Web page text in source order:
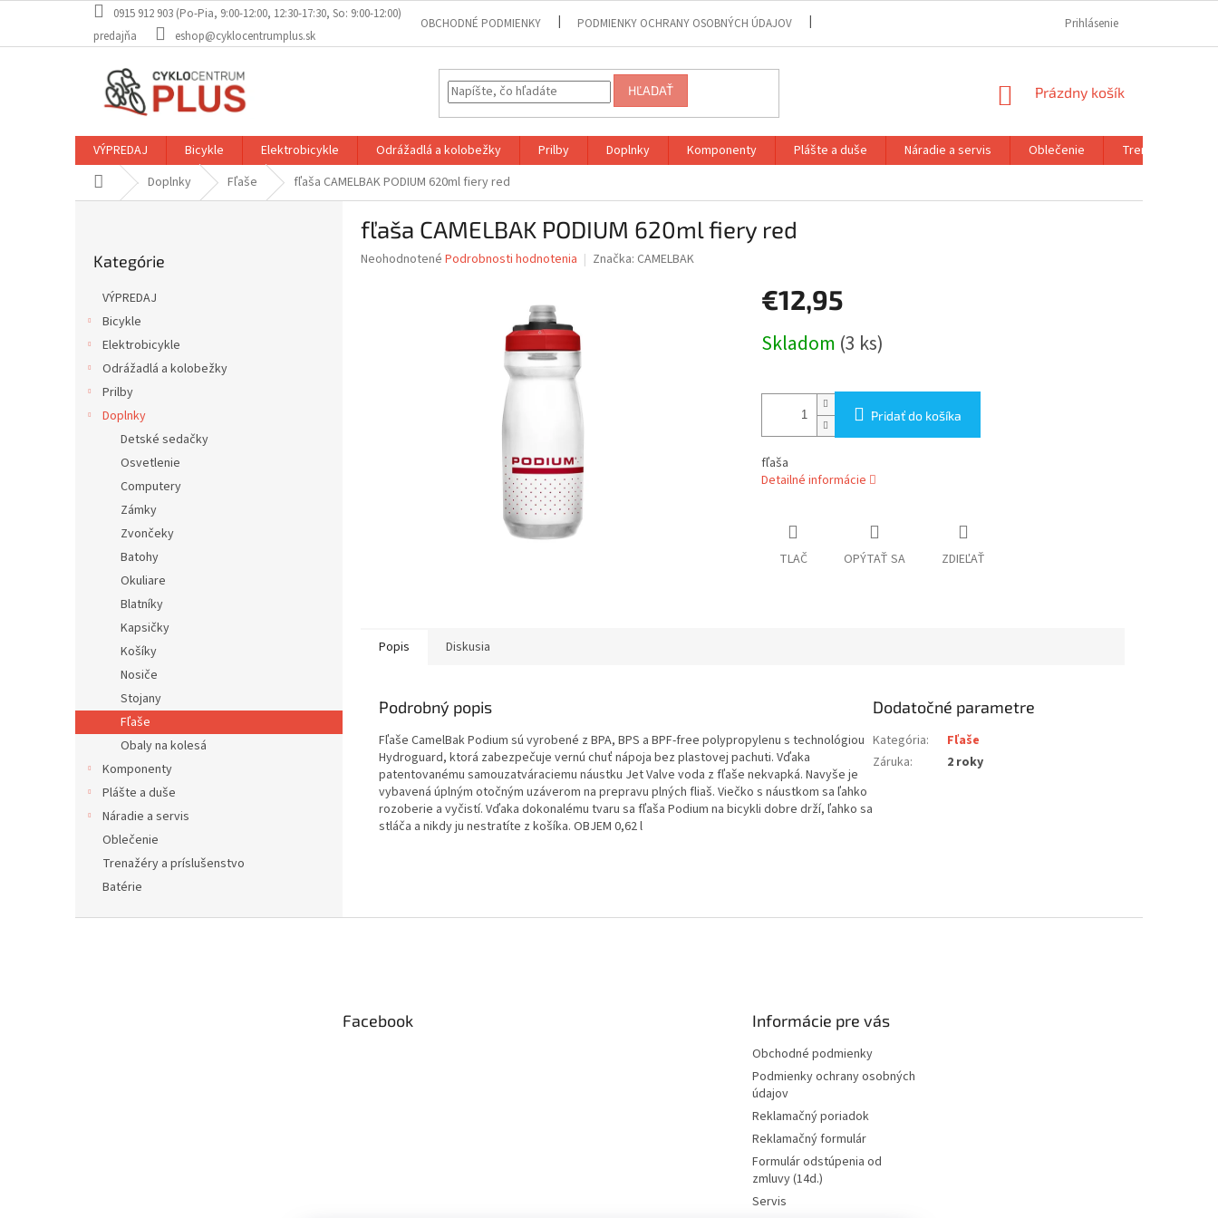
obsah
0915 912 903 (Po-Pia, 9:00-12:00, 12:30-17:30, So: 9:00-12:00)
predajňa
eshop@cyklocentrumplus.sk
OBCHODNÉ PODMIENKY PODMIENKY OCHRANY OSOBNÝCH ÚDAJOV REKLAMAČNÝ FORMULÁR
Prihlásenie
HĽADAŤ
NÁKUPNÝ
Prázdny košík
VÝPREDAJ Bicykle Elektrobicykle Odrážadlá a kolobežky Prilby Doplnky Komponenty Plášte a duše Náradie a servis Oblečenie
Trenažéry a
DomovDoplnky Fľaše fľaša CAMELBAK PODIUM 620ml fiery red
kategórie
Kategórie
VÝPREDAJ
Bicykle
Elektrobicykle
Odrážadlá a kolobežky
Prilby
Doplnky
Detské sedačky
Osvetlenie
Computery
Zámky
Zvončeky
Batohy
Okuliare
Blatníky
Kapsičky
Košíky
Nosiče
Stojany
Fľaše
Obaly na kolesá
Komponenty
Plášte a duše
Náradie a servis
Oblečenie
Trenažéry a príslušenstvo
Batérie
fľaša CAMELBAK PODIUM 620ml fiery red
Priemerné
Neohodnotené Podrobnosti hodnotenia Značka: CAMELBAK
€12,95
cena:
Skladom (3 ks)
Pridať do košíka
fľaša
Detailné informácie
TLAČ OPÝTAŤ SA ZDIEĽAŤ
Popis Diskusia
Podrobný popis
Fľaše CamelBak Podium sú vyrobené z BPA, BPS a BPF-free polypropylenu s technológiou
Hydroguard, ktorá zabezpečuje vernú chuť nápoja bez plastovej pachuti. Vďaka
patentovanému samouzatváraciemu náustku Jet Valve voda z fľaše nekvapká. Navyše je
vybavená úplným otočným uzáverom na prepravu plných fliaš. Viečko s náustkom sa ľahko
rozoberie a vyčistí. Vďaka dokonalému tvaru sa fľaša Podium na bicykli dobre drží, ľahko sa
stláča a nikdy ju nestratíte z košíka. OBJEM 0,62 l
Dodatočné parametre
Kategória:
Fľaše
Záruka: 2 roky
Facebook Informácie pre vás
Obchodné podmienky
Podmienky ochrany osobných
údajov
Reklamačný poriadok
Reklamačný formulár
Formulár odstúpenia od
zmluvy (14d.)
Servis